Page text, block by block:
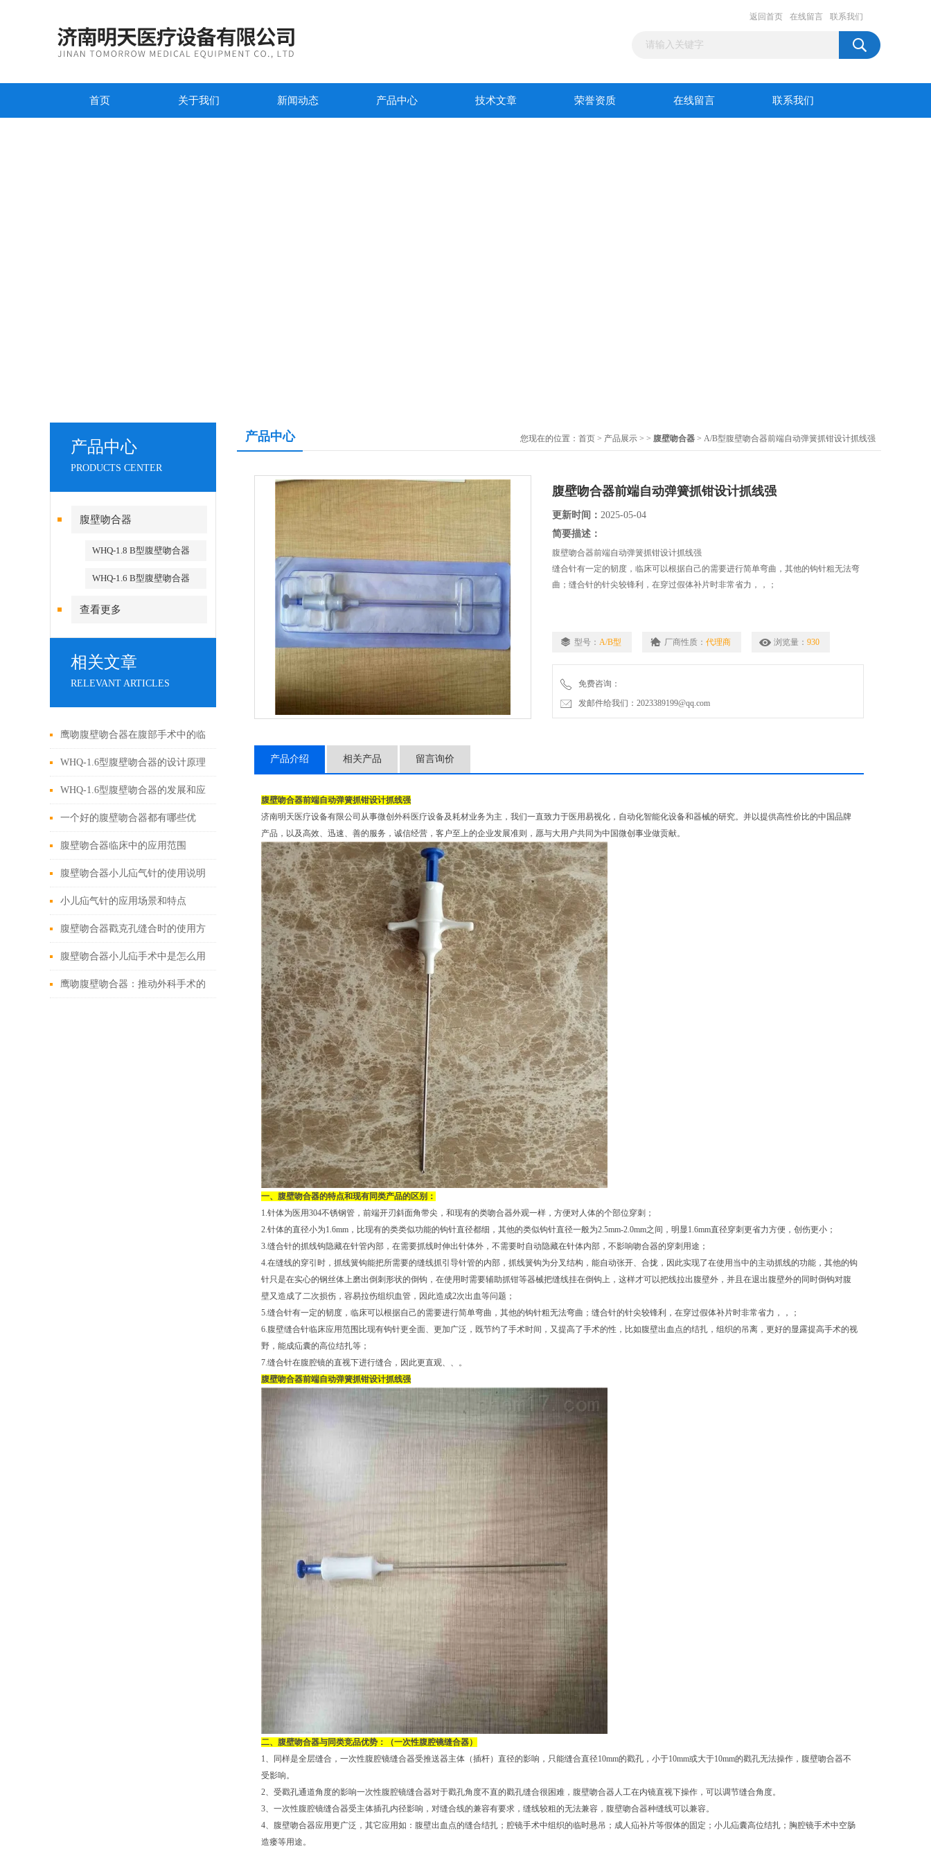
返回首页 在线留言 联系我们
首页 关于我们 新闻动态 产品中心 技术文章 荣誉资质 在线留言 联系我们
产品中心
PRODUCTS CENTER
腹壁吻合器
WHQ-1.8 B型腹壁吻合器
WHQ-1.6 B型腹壁吻合器
查看更多
相关文章
RELEVANT ARTICLES
鹰吻腹壁吻合器在腹部手术中的临
床应用
WHQ-1.6型腹壁吻合器的设计原理
与应用
WHQ-1.6型腹壁吻合器的发展和应
用为外科手术领域带来了新的可能
性
一个好的腹壁吻合器都有哪些优
点？
腹壁吻合器临床中的应用范围
腹壁吻合器小儿疝气针的使用说明
小儿疝气针的应用场景和特点
腹壁吻合器戳克孔缝合时的使用方
法
腹壁吻合器小儿疝手术中是怎么用
的
鹰吻腹壁吻合器：推动外科手术的
产品中心 您现在的位置： 首页 > 产品展示 > > 腹壁吻合器 > A/B型腹壁吻合器前端自动弹簧抓钳设计抓线强
腹壁吻合器前端自动弹簧抓钳设计抓线强
更新时间： 2025-05-04
简要描述：
腹壁吻合器前端自动弹簧抓钳设计抓线强
缝合针有一定的韧度，临床可以根据自己的需要进行简单弯曲，其他的钩针粗无法弯
曲；缝合针的针尖较锋利，在穿过假体补片时非常省力，，；
型号： A/B型 厂商性质： 代理商 浏览量： 930
免费咨询：
发邮件给我们：2023389199@qq.com
产品介绍 相关产品 留言询价
腹壁吻合器前端自动弹簧抓钳设计抓线强
济南明天医疗设备有限公司从事微创外科医疗设备及耗材业务为主，我们一直致力于医用易视化，自动化智能化设备和器械的研究。并以提供高性价比的中国品牌
产品，以及高效、迅速、善的服务，诚信经营，客户至上的企业发展准则，愿与大用户共同为中国微创事业做贡献。
一、腹壁吻合器的特点和现有同类产品的区别：
1.针体为医用304不锈钢管，前端开刃斜面角带尖，和现有的类吻合器外观一样，方便对人体的个部位穿刺；
2.针体的直径小为1.6mm，比现有的类类似功能的钩针直径都细，其他的类似钩针直径一般为2.5mm-2.0mm之间，明显1.6mm直径穿刺更省力方便，创伤更小；
3.缝合针的抓线钩隐藏在针管内部，在需要抓线时伸出针体外，不需要时自动隐藏在针体内部，不影响吻合器的穿刺用途；
4.在缝线的穿引时，抓线簧钩能把所需要的缝线抓引导针管的内部，抓线簧钩为分叉结构，能自动张开、合拢，因此实现了在使用当中的主动抓线的功能，其他的钩
针只是在实心的钢丝体上磨出倒刺形状的倒钩，在使用时需要辅助抓钳等器械把缝线挂在倒钩上，这样才可以把线拉出腹壁外，并且在退出腹壁外的同时倒钩对腹
壁又造成了二次损伤，容易拉伤组织血管，因此造成2次出血等问题；
5.缝合针有一定的韧度，临床可以根据自己的需要进行简单弯曲，其他的钩针粗无法弯曲；缝合针的针尖较锋利，在穿过假体补片时非常省力，，；
6.腹壁缝合针临床应用范围比现有钩针更全面、更加广泛，既节约了手术时间，又提高了手术的性，比如腹壁出血点的结扎，组织的吊离，更好的显露提高手术的视
野，能成疝囊的高位结扎等；
7.缝合针在腹腔镜的直视下进行缝合，因此更直观、、。
腹壁吻合器前端自动弹簧抓钳设计抓线强
二、腹壁吻合器与同类竞品优势：（一次性腹腔镜缝合器）
1、同样是全层缝合，一次性腹腔镜缝合器受推送器主体（插杆）直径的影响，只能缝合直径10mm的戳孔，小于10mm或大于10mm的戳孔无法操作，腹壁吻合器不
受影响。
2、受戳孔通道角度的影响一次性腹腔镜缝合器对于戳孔角度不直的戳孔缝合很困难，腹壁吻合器人工在内镜直视下操作，可以调节缝合角度。
3、一次性腹腔镜缝合器受主体插孔内径影响，对缝合线的兼容有要求，缝线较粗的无法兼容，腹壁吻合器种缝线可以兼容。
4、腹壁吻合器应用更广泛，其它应用如：腹壁出血点的缝合结扎；腔镜手术中组织的临时悬吊；成人疝补片等假体的固定；小儿疝囊高位结扎；胸腔镜手术中空肠
造瘘等用途。